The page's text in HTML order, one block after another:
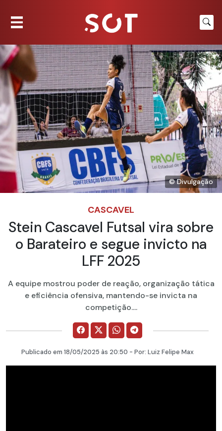
© Divulgação
CASCAVEL
Stein Cascavel Futsal vira sobre
o Barateiro e segue invicto na
LFF 2025
A equipe mostrou poder de reação, organização tática
e eficiência ofensiva, mantendo-se invicta na
competição....
Publicado em 18/05/2025 às 20:50 - Por: Luiz Felipe Max